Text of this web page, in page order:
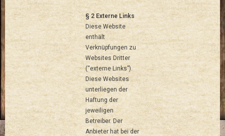
§ 2 Externe Links
Diese Website
enthält
Verknüpfungen zu
Websites Dritter
(“externe Links”).
Diese Websites
unterliegen der
Haftung der
jeweiligen
Betreiber. Der
Anbieter hat bei der